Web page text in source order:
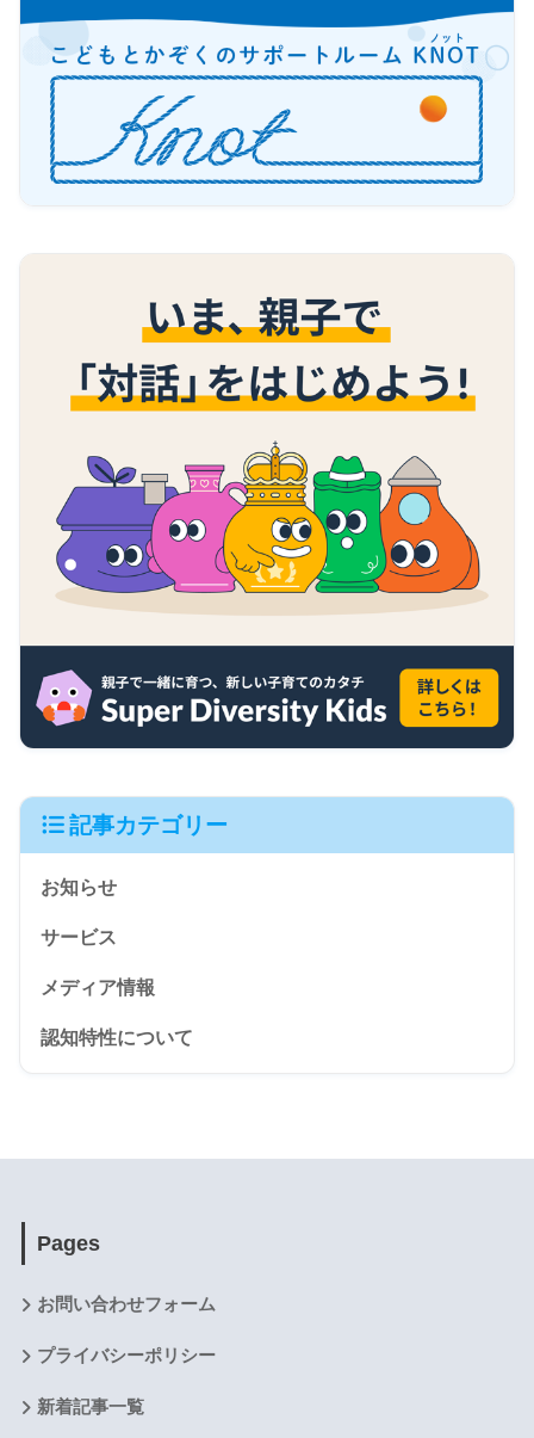
記事カテゴリー
お知らせ
サービス
メディア情報
認知特性について
Pages
お問い合わせフォーム
プライバシーポリシー
新着記事一覧